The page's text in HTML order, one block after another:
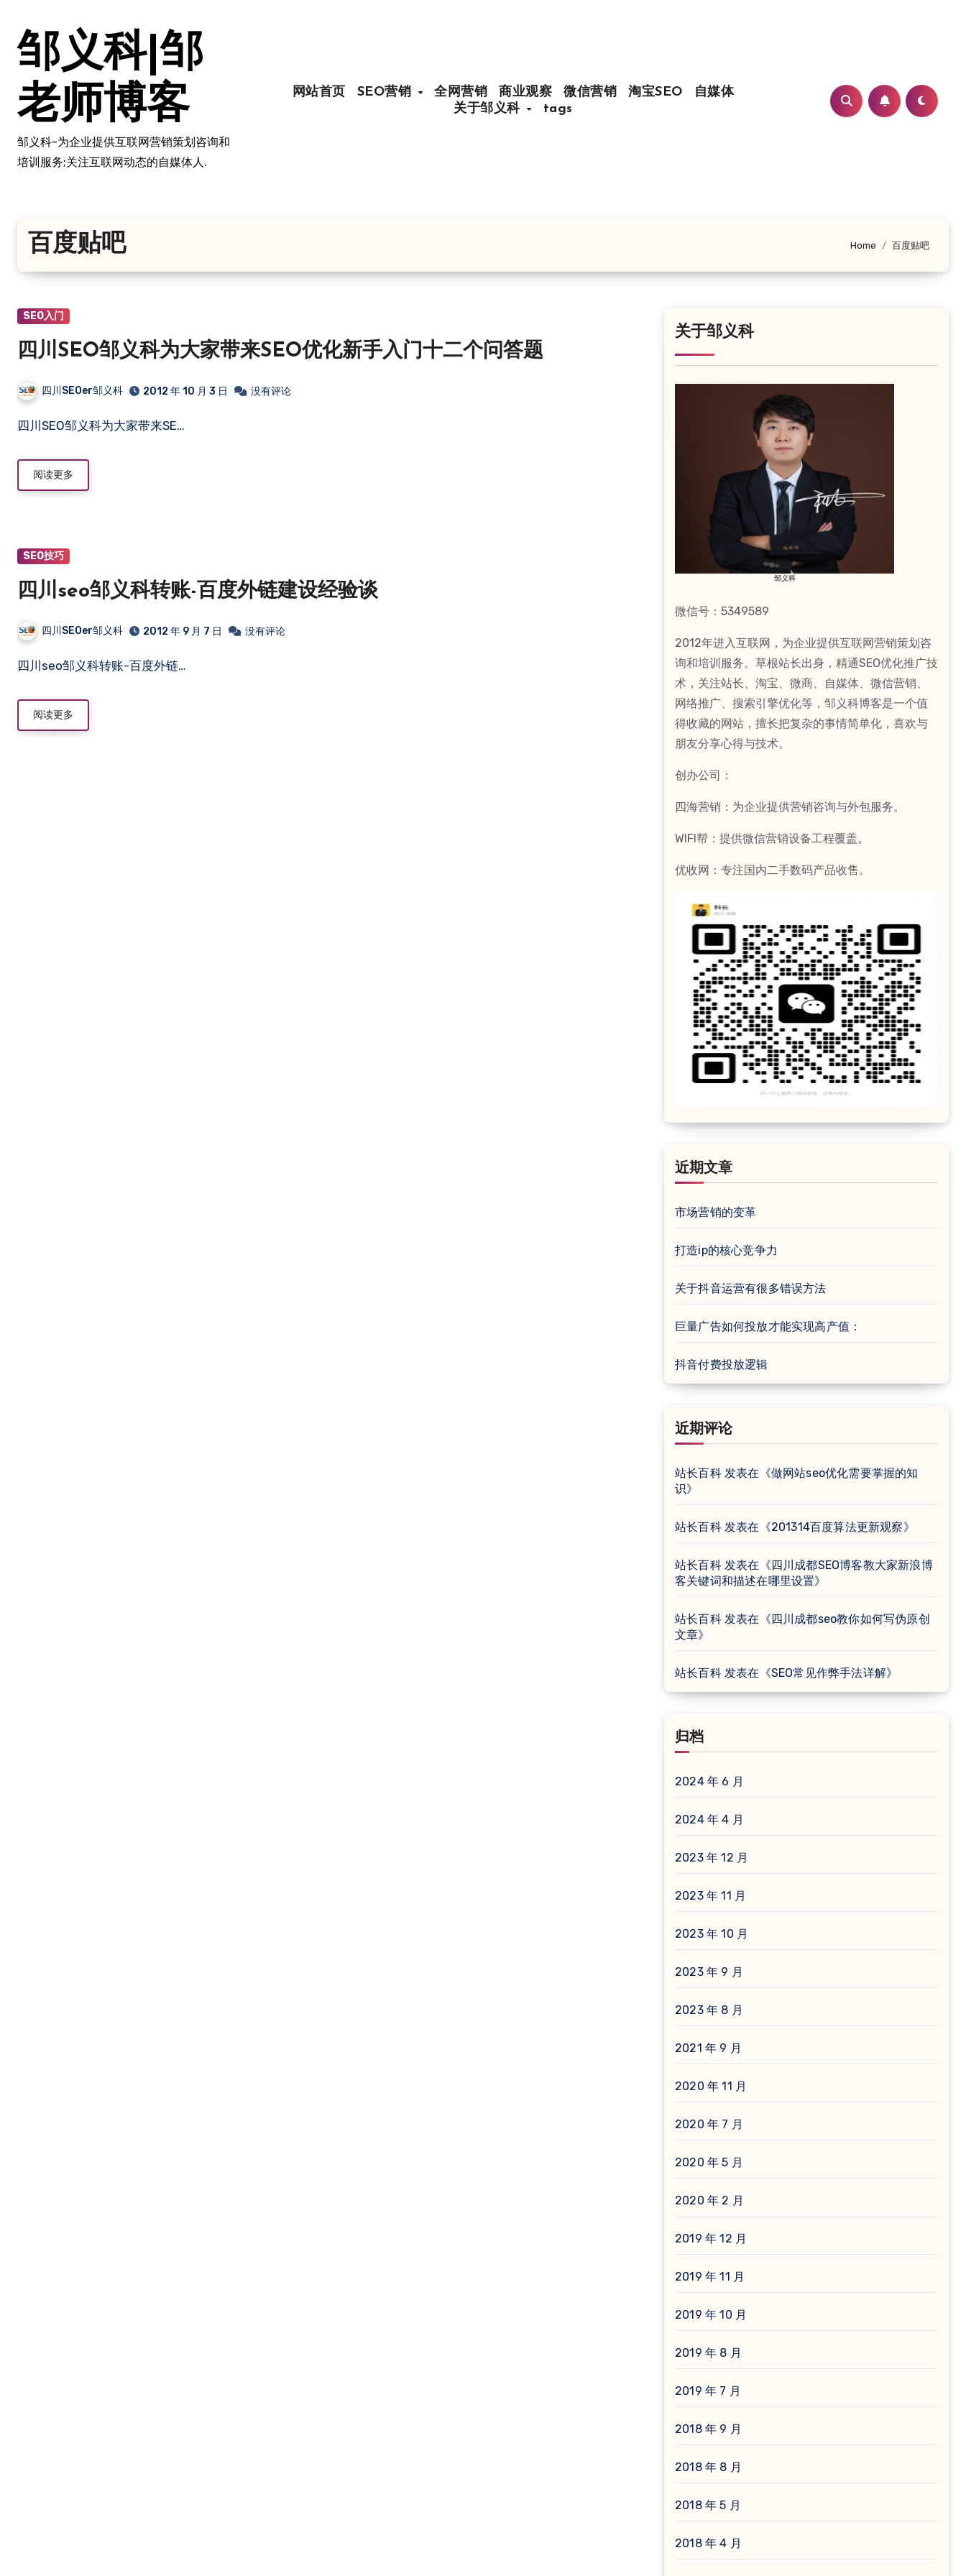
邹义科|邹
老师博客
邹义科-为企业提供互联网营销策划咨询和
培训服务;关注互联网动态的自媒体人.
网站首页 SEO营销 全网营销 商业观察 微信营销 淘宝SEO
自媒体
关于邹义科
tags
百度贴吧 Home 百度贴吧
SEO入门
四川SEO邹义科为大家带来SEO优化新手入门十二个问答题
四川SEOer邹义科 2012 年 10 月 3 日 没有评论
四川SEO邹义科为大家带来SE…
阅读更多
SEO技巧
四川seo邹义科转账-百度外链建设经验谈
四川SEOer邹义科 2012 年 9 月 7 日 没有评论
四川seo邹义科转账-百度外链…
阅读更多
关于邹义科
邹义科
微信号：5349589
2012年进入互联网，为企业提供互联网营销策划咨
询和培训服务。草根站长出身，精通SEO优化推广技
术，关注站长、淘宝、微商、自媒体、微信营销、
网络推广、搜索引擎优化等，邹义科博客是一个值
得收藏的网站，擅长把复杂的事情简单化，喜欢与
朋友分享心得与技术。
创办公司：
四海营销：为企业提供营销咨询与外包服务。
WIFI帮：提供微信营销设备工程覆盖。
优收网：专注国内二手数码产品收售。
近期文章
市场营销的变革
打造ip的核心竞争力
关于抖音运营有很多错误方法
巨量广告如何投放才能实现高产值：
抖音付费投放逻辑
近期评论
站长百科发表在《做网站seo优化需要掌握的知
识》
站长百科发表在《201314百度算法更新观察》
站长百科发表在《四川成都SEO博客教大家新浪博
客关键词和描述在哪里设置》
站长百科发表在《四川成都seo教你如何写伪原创
文章》
站长百科发表在《SEO常见作弊手法详解》
归档
2024 年 6 月
2024 年 4 月
2023 年 12 月
2023 年 11 月
2023 年 10 月
2023 年 9 月
2023 年 8 月
2021 年 9 月
2020 年 11 月
2020 年 7 月
2020 年 5 月
2020 年 2 月
2019 年 12 月
2019 年 11 月
2019 年 10 月
2019 年 8 月
2019 年 7 月
2018 年 9 月
2018 年 8 月
2018 年 5 月
2018 年 4 月